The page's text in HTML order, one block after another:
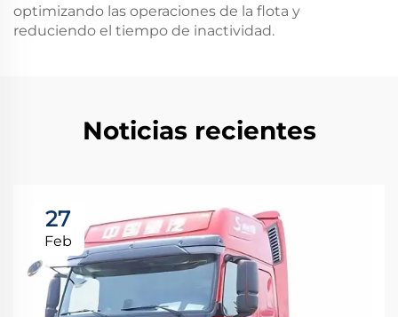
optimizando las operaciones de la flota y
reduciendo el tiempo de inactividad.
Noticias recientes
27
Feb